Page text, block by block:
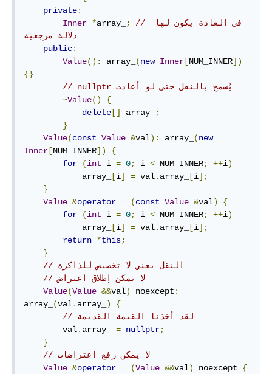
private:
Inner *array_ ;
// في العادة يكون لها
دلالة مرجعية
public:
Value(): array_ (new Inner [NUM_INNER])
{}
// nullptr يُسمح بالنقل حتى لو أعادت
~Value()
{
delete [] array_
;
}
Value(const Value &val): array_ (new
Inner [NUM_INNER])
{
for
(int i = 0; i < NUM_INNER; ++i)
            array_
[i] = val. array_ [i];
}
Value &operator = (const Value &val)
{
for
(int i = 0; i < NUM_INNER; ++i)
            array_
[i] = val. array_ [i];
return *this;
}
// النقل يعني لا تخصيص للذاكرة
// لا يمكن إطلاق اعتراض
Value(Value &&val) noexcept :
array_
(val. array_ )
{
// لقد أخذنا القيمة القديمة
        val
. array_ = nullptr;
}
// لا يمكن رفع اعتراضات
Value &operator = (Value &&val) noexcept {